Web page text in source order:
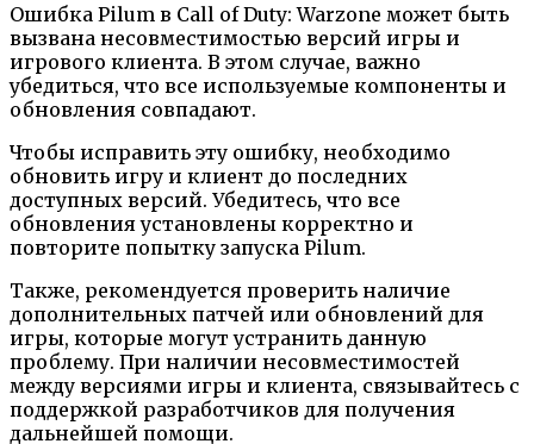
Ошибка Pilum в Call of Duty: Warzone может быть
вызвана несовместимостью версий игры и
игрового клиента. В этом случае, важно
убедиться, что все используемые компоненты и
обновления совпадают.
Чтобы исправить эту ошибку, необходимо
обновить игру и клиент до последних
доступных версий. Убедитесь, что все
обновления установлены корректно и
повторите попытку запуска Pilum.
Также, рекомендуется проверить наличие
дополнительных патчей или обновлений для
игры, которые могут устранить данную
проблему. При наличии несовместимостей
между версиями игры и клиента, связывайтесь с
поддержкой разработчиков для получения
дальнейшей помощи.